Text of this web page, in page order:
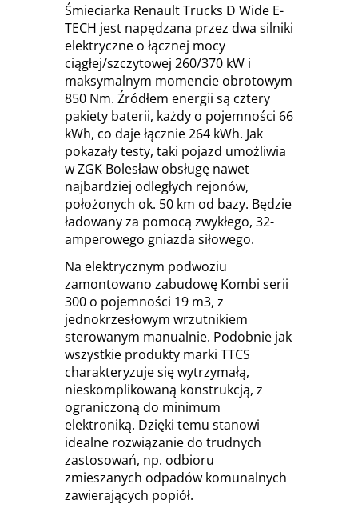
Śmieciarka Renault Trucks D Wide E-
TECH jest napędzana przez dwa silniki
elektryczne o łącznej mocy
ciągłej/szczytowej 260/370 kW i
maksymalnym momencie obrotowym
850 Nm. Źródłem energii są cztery
pakiety baterii, każdy o pojemności 66
kWh, co daje łącznie 264 kWh. Jak
pokazały testy, taki pojazd umożliwia
w ZGK Bolesław obsługę nawet
najbardziej odległych rejonów,
położonych ok. 50 km od bazy. Będzie
ładowany za pomocą zwykłego, 32-
amperowego gniazda siłowego.
Na elektrycznym podwoziu
zamontowano zabudowę Kombi serii
300 o pojemności 19 m3, z
jednokrzesłowym wrzutnikiem
sterowanym manualnie. Podobnie jak
wszystkie produkty marki TTCS
charakteryzuje się wytrzymałą,
nieskomplikowaną konstrukcją, z
ograniczoną do minimum
elektroniką. Dzięki temu stanowi
idealne rozwiązanie do trudnych
zastosowań, np. odbioru
zmieszanych odpadów komunalnych
zawierających popiół.